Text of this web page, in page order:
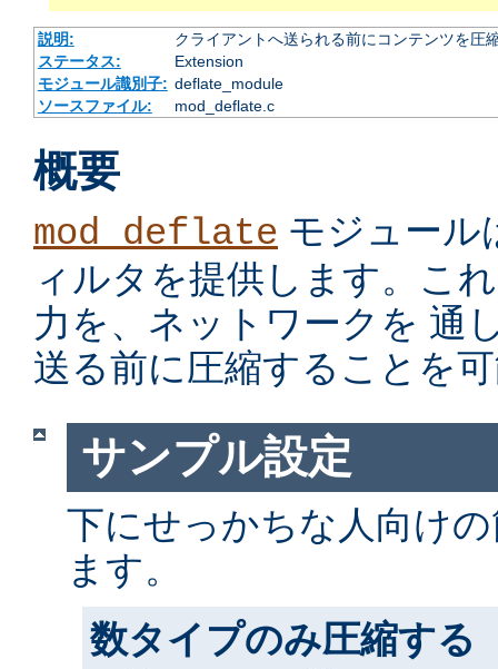
説明:
クライアントへ送られる前にコンテンツを圧
ステータス:
Extension
モジュール識別子: deflate_module
ソースファイル:
mod_deflate.c
概要
mod_deflate モジュー
ィルタを提供します。こ
力を、ネットワークを 通
送る前に圧縮することを
サンプル設定
下にせっかちな人向け
ます。
数タイプのみ圧縮する